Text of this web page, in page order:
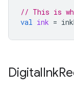
// This is
val ink =
DigitalInk